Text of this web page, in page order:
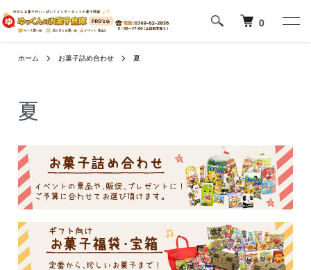
0
ホーム お菓子詰め合わせ 夏
夏